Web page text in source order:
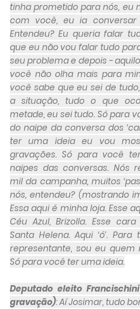
tinha prometido para nós, eu
com você, eu ia
Entendeu? Eu queria falar
que eu não vou falar tudo
seu problema e depois -
você não olha mais para
você sabe que eu sei de
a situação, tudo o que
metade, eu sei tudo. Só para
do naipe da conversa dos
ter uma ideia eu vou
gravações. Só para você
naipes das conversas. Nós
mil da campanha, muitos
nós, entendeu? (mostrando
Essa aqui é minha loja. Esse
Céu Azul, Brizolla. Esse
Santa Helena. Aqui ‘ó’.
representante, sou eu quem
Só para você ter uma ideia.
Deputado eleito
gravação): Aí Josimar, tudo